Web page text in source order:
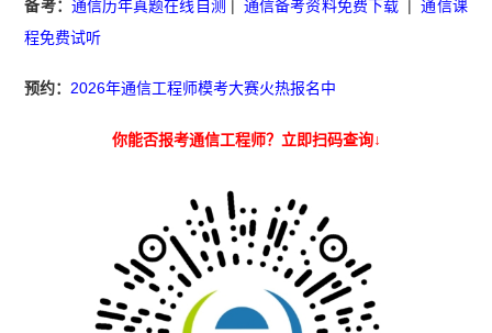
备考： 通信历年真题在线自测 |通信备考资料免费下载 |通信课
程免费试听
预约：2026年通信工程师模考大赛火热报名中
你能否报考通信工程师？立即扫码查询↓